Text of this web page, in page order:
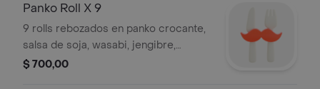
Panko Roll X 9
9 rolls rebozados en panko crocante,
salsa de soja, wasabi, jengibre,
palitos.
$ 700,00